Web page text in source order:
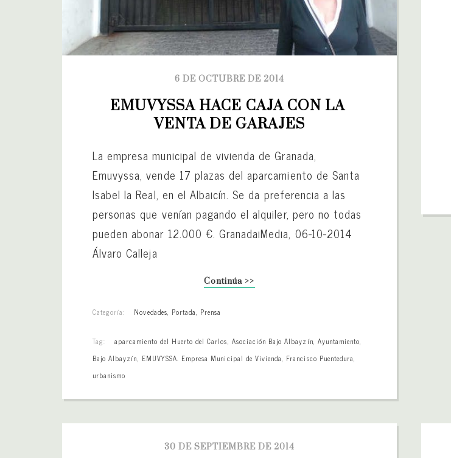
6 DE OCTUBRE DE 2014
EMUVYSSA HACE CAJA CON LA
VENTA DE GARAJES
La empresa municipal de vivienda de Granada,
Emuvyssa, vende 17 plazas del aparcamiento de Santa
Isabel la Real, en el Albaicín. Se da preferencia a las
personas que venían pagando el alquiler, pero no todas
pueden abonar 12.000 €. GranadaiMedia, 06-10-2014
Álvaro Calleja
Continúa >>
Categoría: Novedades Portada Prensa
Tag: aparcamiento del Huerto del Carlos Asociación Bajo Albayzín Ayuntamiento
Bajo Albayzín EMUVYSSA. Empresa Municipal de Vivienda Francisco Puentedura
urbanismo
30 DE SEPTIEMBRE DE 2014